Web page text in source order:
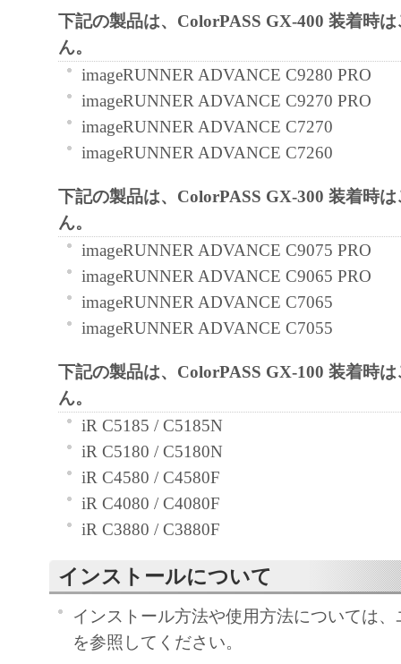
るいは許諾されるものではありません。
２．制限
(1) お客様は、再使用許諾、譲渡、販売、
くは貸与その他の方法により、第三者に「
ア」を使用させることはできません。
(2) お客様は、「本ソフトウェア」の全部
正、改変、逆コンパイル、逆アセンブル、
エンジニアリング等することはできません
このような行為をさせてはなりません。
３．帰属
「本ソフトウェア」に係る権原および所有
によりキヤノンまたはキヤノンのライセン
す。
４．著作権表示
お客様は、「本ソフトウェア」に含まれる
キヤノンのライセンサーの著作権表示を変
しくは削除してはなりません。
５．保証の否認・免責
諾されます。キヤノン、キヤノンのライセ
たは販売店のいずれも、「本ソフトウェア
品性および特定の目的への適合性の保証を
下記の製品は、ColorPASS GX-400 装着時
ん。
imageRUNNER ADVANCE C9280 PRO
imageRUNNER ADVANCE C9270 PRO
imageRUNNER ADVANCE C7270
imageRUNNER ADVANCE C7260
下記の製品は、ColorPASS GX-300 装着時
ん。
imageRUNNER ADVANCE C9075 PRO
imageRUNNER ADVANCE C9065 PRO
imageRUNNER ADVANCE C7065
imageRUNNER ADVANCE C7055
下記の製品は、ColorPASS GX-100 装着時
ん。
iR C5185 / C5185N
iR C5180 / C5180N
iR C4580 / C4580F
iR C4080 / C4080F
iR C3880 / C3880F
インストールについて
インストール方法や使用方法については
を参照してください。